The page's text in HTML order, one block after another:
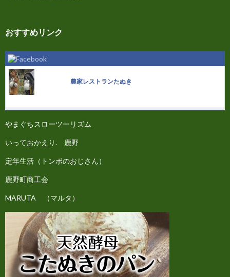
おすすめリンク
農家レストランたぬき
やまぐちスローツーリズム
いっておかえり. 鹿野
定年生活（トンボのおじさん）
鹿野町商工会
MARUTA （マルタ）